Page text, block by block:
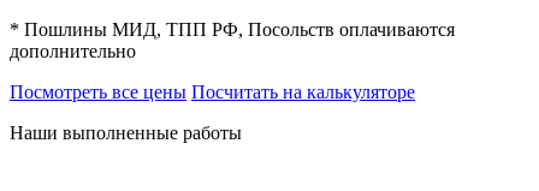
* Пошлины МИД, ТПП РФ, Посольств оплачиваются
дополнительно
Посмотреть все цены Посчитать на калькуляторе
Наши выполненные работы